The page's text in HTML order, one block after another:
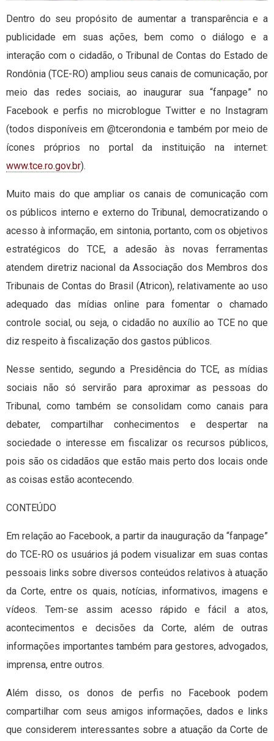
Dentro do seu propósito de aumentar a transparência e a
publicidade em suas ações, bem como o diálogo e a
interação com o cidadão, o Tribunal de Contas do Estado de
Rondônia (TCE-RO) ampliou seus canais de comunicação, por
meio das redes sociais, ao inaugurar sua “fanpage” no
Facebook e perfis no microblogue Twitter e no Instagram
(todos disponíveis em @tcerondonia e também por meio de
ícones próprios no portal da instituição na internet:
www.tce.ro.gov.br).
Muito mais do que ampliar os canais de comunicação com
os públicos interno e externo do Tribunal, democratizando o
acesso à informação, em sintonia, portanto, com os objetivos
estratégicos do TCE, a adesão às novas ferramentas
atendem diretriz nacional da Associação dos Membros dos
Tribunais de Contas do Brasil (Atricon), relativamente ao uso
adequado das mídias online para fomentar o chamado
controle social, ou seja, o cidadão no auxílio ao TCE no que
diz respeito à fiscalização dos gastos públicos.
Nesse sentido, segundo a Presidência do TCE, as mídias
sociais não só servirão para aproximar as pessoas do
Tribunal, como também se consolidam como canais para
debater, compartilhar conhecimentos e despertar na
sociedade o interesse em fiscalizar os recursos públicos,
pois são os cidadãos que estão mais perto dos locais onde
as coisas estão acontecendo.
CONTEÚDO
Em relação ao Facebook, a partir da inauguração da “fanpage”
do TCE-RO os usuários já podem visualizar em suas contas
pessoais links sobre diversos conteúdos relativos à atuação
da Corte, entre os quais, notícias, informativos, imagens e
vídeos. Tem-se assim acesso rápido e fácil a atos,
acontecimentos e decisões da Corte, além de outras
informações importantes também para gestores, advogados,
imprensa, entre outros.
Além disso, os donos de perfis no Facebook podem
compartilhar com seus amigos informações, dados e links
que considerem interessantes sobre a atuação da Corte de